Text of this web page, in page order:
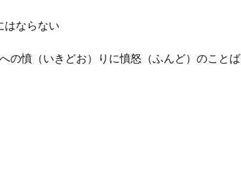
ならない
の憤（いきどお）りに憤怒（ふんど）のことば